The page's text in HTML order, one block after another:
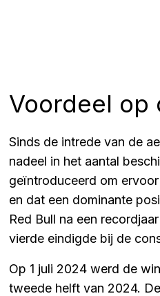
Voordeel op
Sinds de intrede van de
nadeel in het aantal
geïntroduceerd om
en dat een dominante
Red Bull na een
vierde eindigde bij de
Op 1 juli 2024 werd de
tweede helft van 2024.